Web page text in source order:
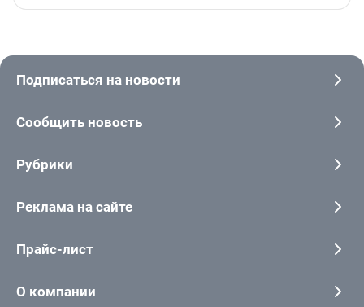
Подписаться на новости
Сообщить новость
Рубрики
Реклама на сайте
Прайс-лист
О компании